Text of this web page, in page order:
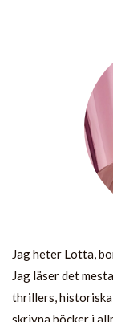
Jag heter Lotta,
Jag läser det
thrillers,
skrivna böcker i